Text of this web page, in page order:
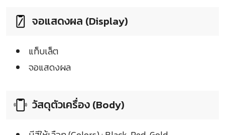
จอแสดงผล (Display)
แท็บเล็ต
จอแสดงผล
วัสดุตัวเครื่อง (Body)